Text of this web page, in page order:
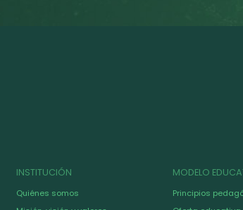
INSTITUCIÓN
Quiénes somos
MODELO
Principios